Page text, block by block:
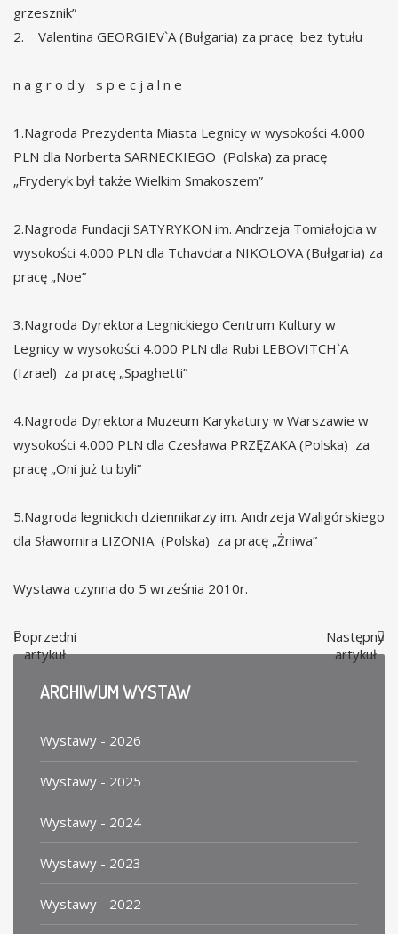
grzesznik”
2. Valentina GEORGIEV`A (Bułgaria) za pracę bez tytułu
n a g r o d y s p e c j a l n e
1.Nagroda Prezydenta Miasta Legnicy w wysokości 4.000
PLN dla Norberta SARNECKIEGO (Polska) za pracę
„Fryderyk był także Wielkim Smakoszem”
2.Nagroda Fundacji SATYRYKON im. Andrzeja Tomiałojcia w
wysokości 4.000 PLN dla Tchavdara NIKOLOVA (Bułgaria) za
pracę „Noe”
3.Nagroda Dyrektora Legnickiego Centrum Kultury w
Legnicy w wysokości 4.000 PLN dla Rubi LEBOVITCH`A
(Izrael) za pracę „Spaghetti”
4.Nagroda Dyrektora Muzeum Karykatury w Warszawie w
wysokości 4.000 PLN dla Czesława PRZĘZAKA (Polska) za
pracę „Oni już tu byli”
5.Nagroda legnickich dziennikarzy im. Andrzeja Waligórskiego
dla Sławomira LIZONIA (Polska) za pracę „Żniwa”
Wystawa czynna do 5 września 2010r.
Poprzedni
artykuł
Następny
artykuł
ARCHIWUMWYSTAW
Wystawy - 2026
Wystawy - 2025
Wystawy - 2024
Wystawy - 2023
Wystawy - 2022